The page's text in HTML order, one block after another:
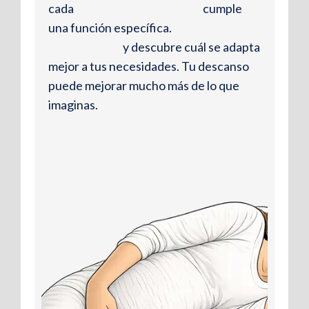
cada
cumple
una función específica.
y descubre cuál se adapta
mejor a tus necesidades. Tu descanso
puede mejorar mucho más de lo que
imaginas.